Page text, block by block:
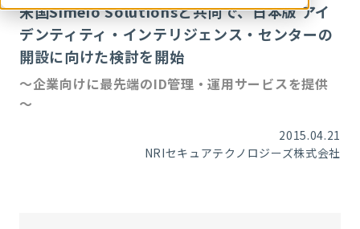
米国Simeio Solutionsと共同で、日本版 アイ
デンティティ・インテリジェンス・センターの
開設に向けた検討を開始
～企業向けに最先端のID管理・運用サービスを提供
～
2015.04.21
NRIセキュアテクノロジーズ株式会社